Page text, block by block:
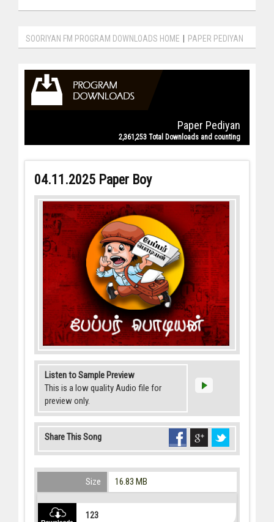
SOORIYAN FM PROGRAM DOWNLOADS HOME PAPER PEDIYAN
Paper Pediyan
2,361,253 Total Downloads and counting
04.11.2025 Paper Boy
Listen to Sample Preview
This is a low quality Audio file for
preview only.
Share This Song
Size 16.83 MB
123